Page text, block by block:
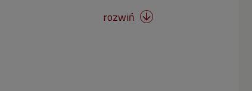
rozwiń 